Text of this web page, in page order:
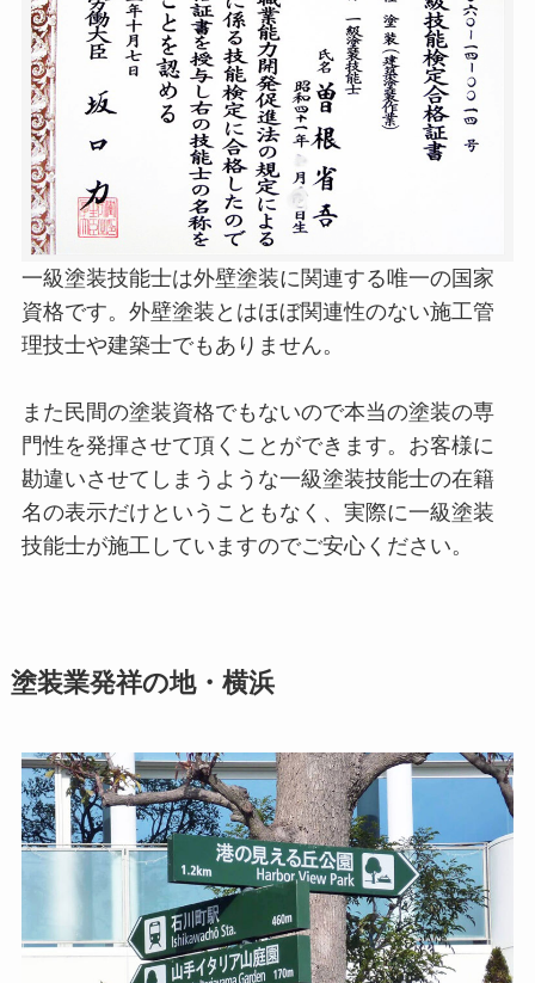
一級塗装技能士は外壁塗装に関連する唯一の国家
資格です。外壁塗装とはほぼ関連性のない施工管
理技士や建築士でもありません。
また民間の塗装資格でもないので本当の塗装の専
門性を発揮させて頂くことができます。お客様に
勘違いさせてしまうような一級塗装技能士の在籍
名の表示だけということもなく、実際に一級塗装
技能士が施工していますのでご安心ください。
塗装業発祥の地・横浜